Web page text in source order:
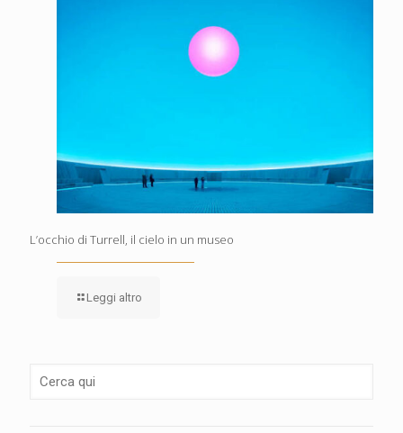
L’occhio di Turrell, il cielo in un museo
Leggi altro